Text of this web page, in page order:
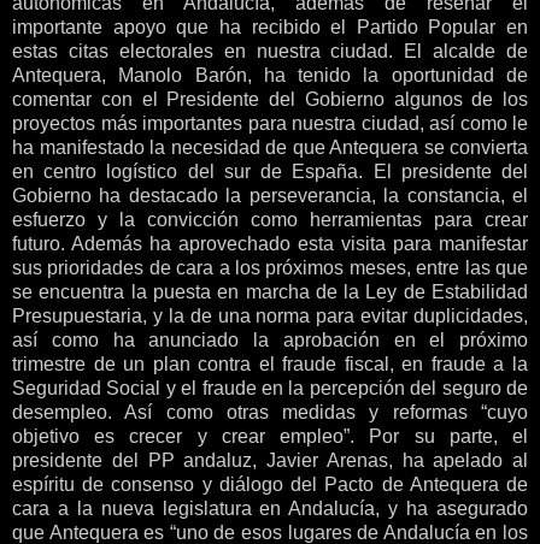
importante apoyo que ha recibido el Partido Popular en
estas citas electorales en nuestra ciudad.
El alcalde de
Antequera, Manolo Barón, ha tenido la oportunidad de
comentar con el Presidente del Gobierno algunos de los
proyectos más importantes para nuestra ciudad, así como le
ha manifestado la necesidad de que Antequera se convierta
en centro logístico del sur de España.
El presidente del
Gobierno ha destacado la perseverancia, la constancia, el
esfuerzo y la convicción como herramientas para crear
futuro. Además ha aprovechado esta visita para manifestar
sus prioridades de cara a los próximos meses, entre las que
se encuentra la puesta en marcha de la Ley de Estabilidad
Presupuestaria, y la de una norma para evitar duplicidades,
así como ha anunciado la aprobación en el próximo
trimestre de un plan contra el fraude fiscal, en fraude a la
Seguridad Social y el fraude en la percepción del seguro de
desempleo. Así como otras medidas y reformas “cuyo
objetivo es crecer y crear empleo”. Por su parte, el
presidente del PP andaluz, Javier Arenas, ha apelado al
espíritu de consenso y diálogo del Pacto de Antequera de
cara a la nueva legislatura en Andalucía, y ha asegurado
que Antequera es “uno de esos lugares de Andalucía en los